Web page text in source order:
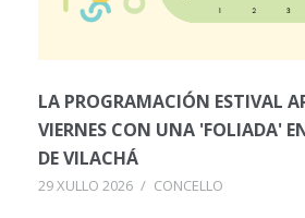
LA PROGRAMACIÓN ESTIVAL
VIERNES CON UNA 'FOLIADA'
DE VILACHÁ
29 XULLO 2026 / CONCELLO